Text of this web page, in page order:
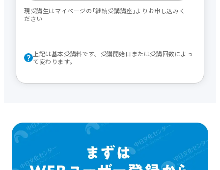
現受講生はマイページの｢継続受講講座｣よりお申し込みく
ださい
上記は基本受講料です。受講開始日または受講回数によっ
て変わります。